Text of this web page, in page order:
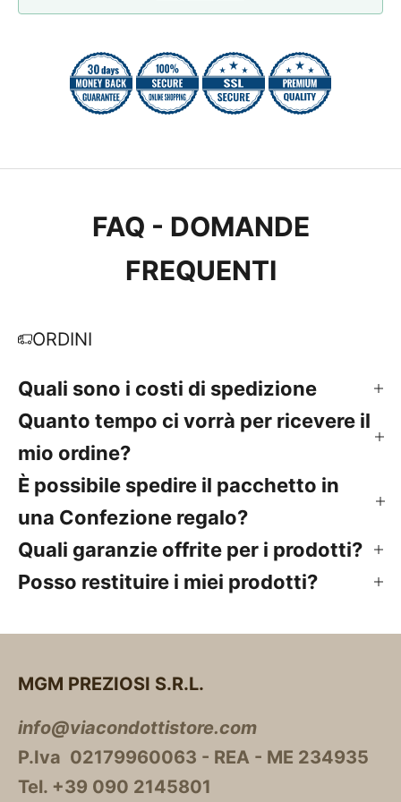
FAQ - DOMANDE
FREQUENTI
ORDINI
Quali sono i costi di spedizione
Quanto tempo ci vorrà per ricevere il
mio ordine?
È possibile spedire il pacchetto in
una Confezione regalo?
Quali garanzie offrite per i prodotti?
Posso restituire i miei prodotti?
MGM PREZIOSI S.R.L.
info@viacondottistore.com
P.Iva 02179960063 - REA - ME 234935
Tel. +39 090 2145801